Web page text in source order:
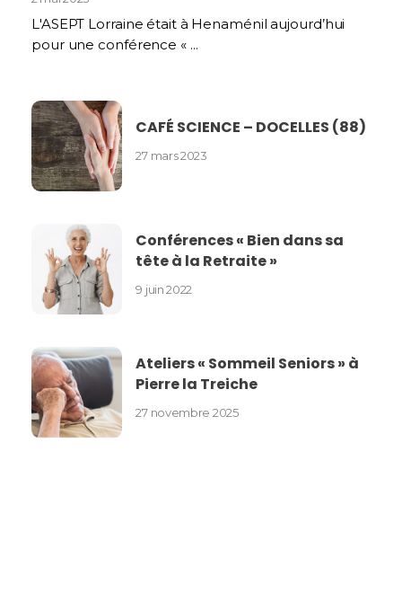
L'ASEPT Lorraine était à Henaménil aujourd’hui
pour une conférence « ...
CAFÉ SCIENCE – DOCELLES (88)
27 mars 2023
Conférences « Bien dans sa
tête à la Retraite »
9 juin 2022
Ateliers « Sommeil Seniors » à
Pierre la Treiche
27 novembre 2025